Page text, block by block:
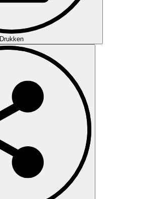
Drukken